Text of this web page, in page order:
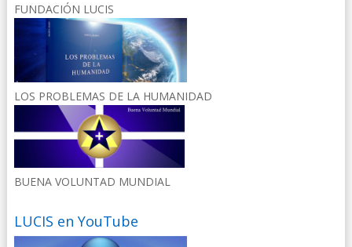
FUNDACIÓN LUCIS
LOS PROBLEMAS DE LA HUMANIDAD
BUENA VOLUNTAD MUNDIAL
LUCIS en YouTube